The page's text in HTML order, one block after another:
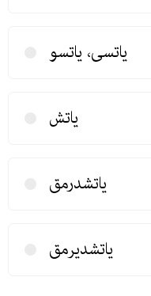
یاتسی، یاتسو
یاتش
یاتشدرمق
یاتشدیرمق